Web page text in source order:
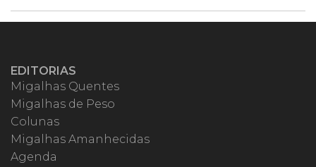
EDITORIAS
Migalhas Quentes
Migalhas de Peso
Colunas
Migalhas Amanhecidas
Agenda